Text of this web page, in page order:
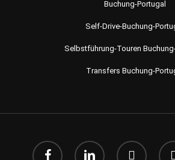
Buchung-Portugal
Self-Drive-Buchung-
Selbstführung-Touren
Transfers Buchung-
Facebook Linkedin Youtube